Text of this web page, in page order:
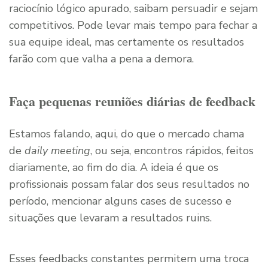
raciocínio lógico apurado, saibam persuadir e sejam
competitivos. Pode levar mais tempo para fechar a
sua equipe ideal, mas certamente os resultados
farão com que valha a pena a demora.
Faça pequenas reuniões diárias de feedback
Estamos falando, aqui, do que o mercado chama
de daily meeting, ou seja, encontros rápidos, feitos
diariamente, ao fim do dia. A ideia é que os
profissionais possam falar dos seus resultados no
período, mencionar alguns cases de sucesso e
situações que levaram a resultados ruins.
Esses feedbacks constantes permitem uma troca